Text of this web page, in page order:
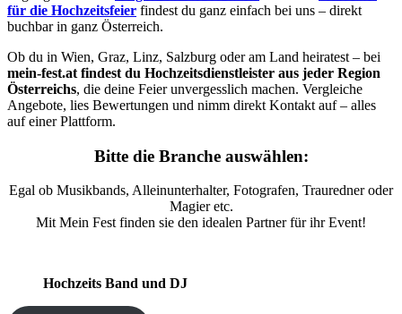
für die Hochzeitsfeier findest du ganz einfach bei uns – direkt
buchbar in ganz Österreich.
Ob du in Wien, Graz, Linz, Salzburg oder am Land heiratest – bei
mein-fest.at findest du Hochzeitsdienstleister aus jeder Region
Österreichs, die deine Feier unvergesslich machen. Vergleiche
Angebote, lies Bewertungen und nimm direkt Kontakt auf – alles
auf einer Plattform.
Bitte die Branche auswählen:
Egal ob Musikbands, Alleinunterhalter, Fotografen, Trauredner oder
Magier etc.
Mit Mein Fest finden sie den idealen Partner für ihr Event!
Hochzeits Band und DJ